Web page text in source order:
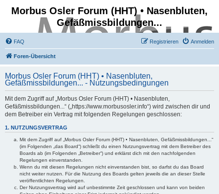
Morbus Osler Forum (HHT) • Nasenbluten,
Gefäßmissbildungen...
FAQ Anmelden
Registrieren
Foren-Übersicht
Morbus Osler Forum (HHT) • Nasenbluten,
Gefäßmissbildungen... - Nutzungsbedingungen
Mit dem Zugriff auf „Morbus Osler Forum (HHT) • Nasenbluten,
Gefäßmissbildungen...“ („https://www.morbusosler.info“) wird zwischen dir und
dem Betreiber ein Vertrag mit folgenden Regelungen geschlossen:
1. NUTZUNGSVERTRAG
Mit dem Zugriff auf „Morbus Osler Forum (HHT) • Nasenbluten, Gefäßmissbildungen...“
(im Folgenden „das Board“) schließt du einen Nutzungsvertrag mit dem Betreiber des
Boards ab (im Folgenden „Betreiber“) und erklärst dich mit den nachfolgenden
Regelungen einverstanden.
Wenn du mit diesen Regelungen nicht einverstanden bist, so darfst du das Board
nicht weiter nutzen. Für die Nutzung des Boards gelten jeweils die an dieser Stelle
veröffentlichten Regelungen.
Der Nutzungsvertrag wird auf unbestimmte Zeit geschlossen und kann von beiden